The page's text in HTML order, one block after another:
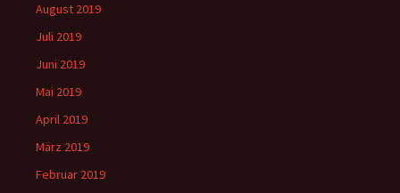
August 2019
Juli 2019
Juni 2019
Mai 2019
April 2019
März 2019
Februar 2019